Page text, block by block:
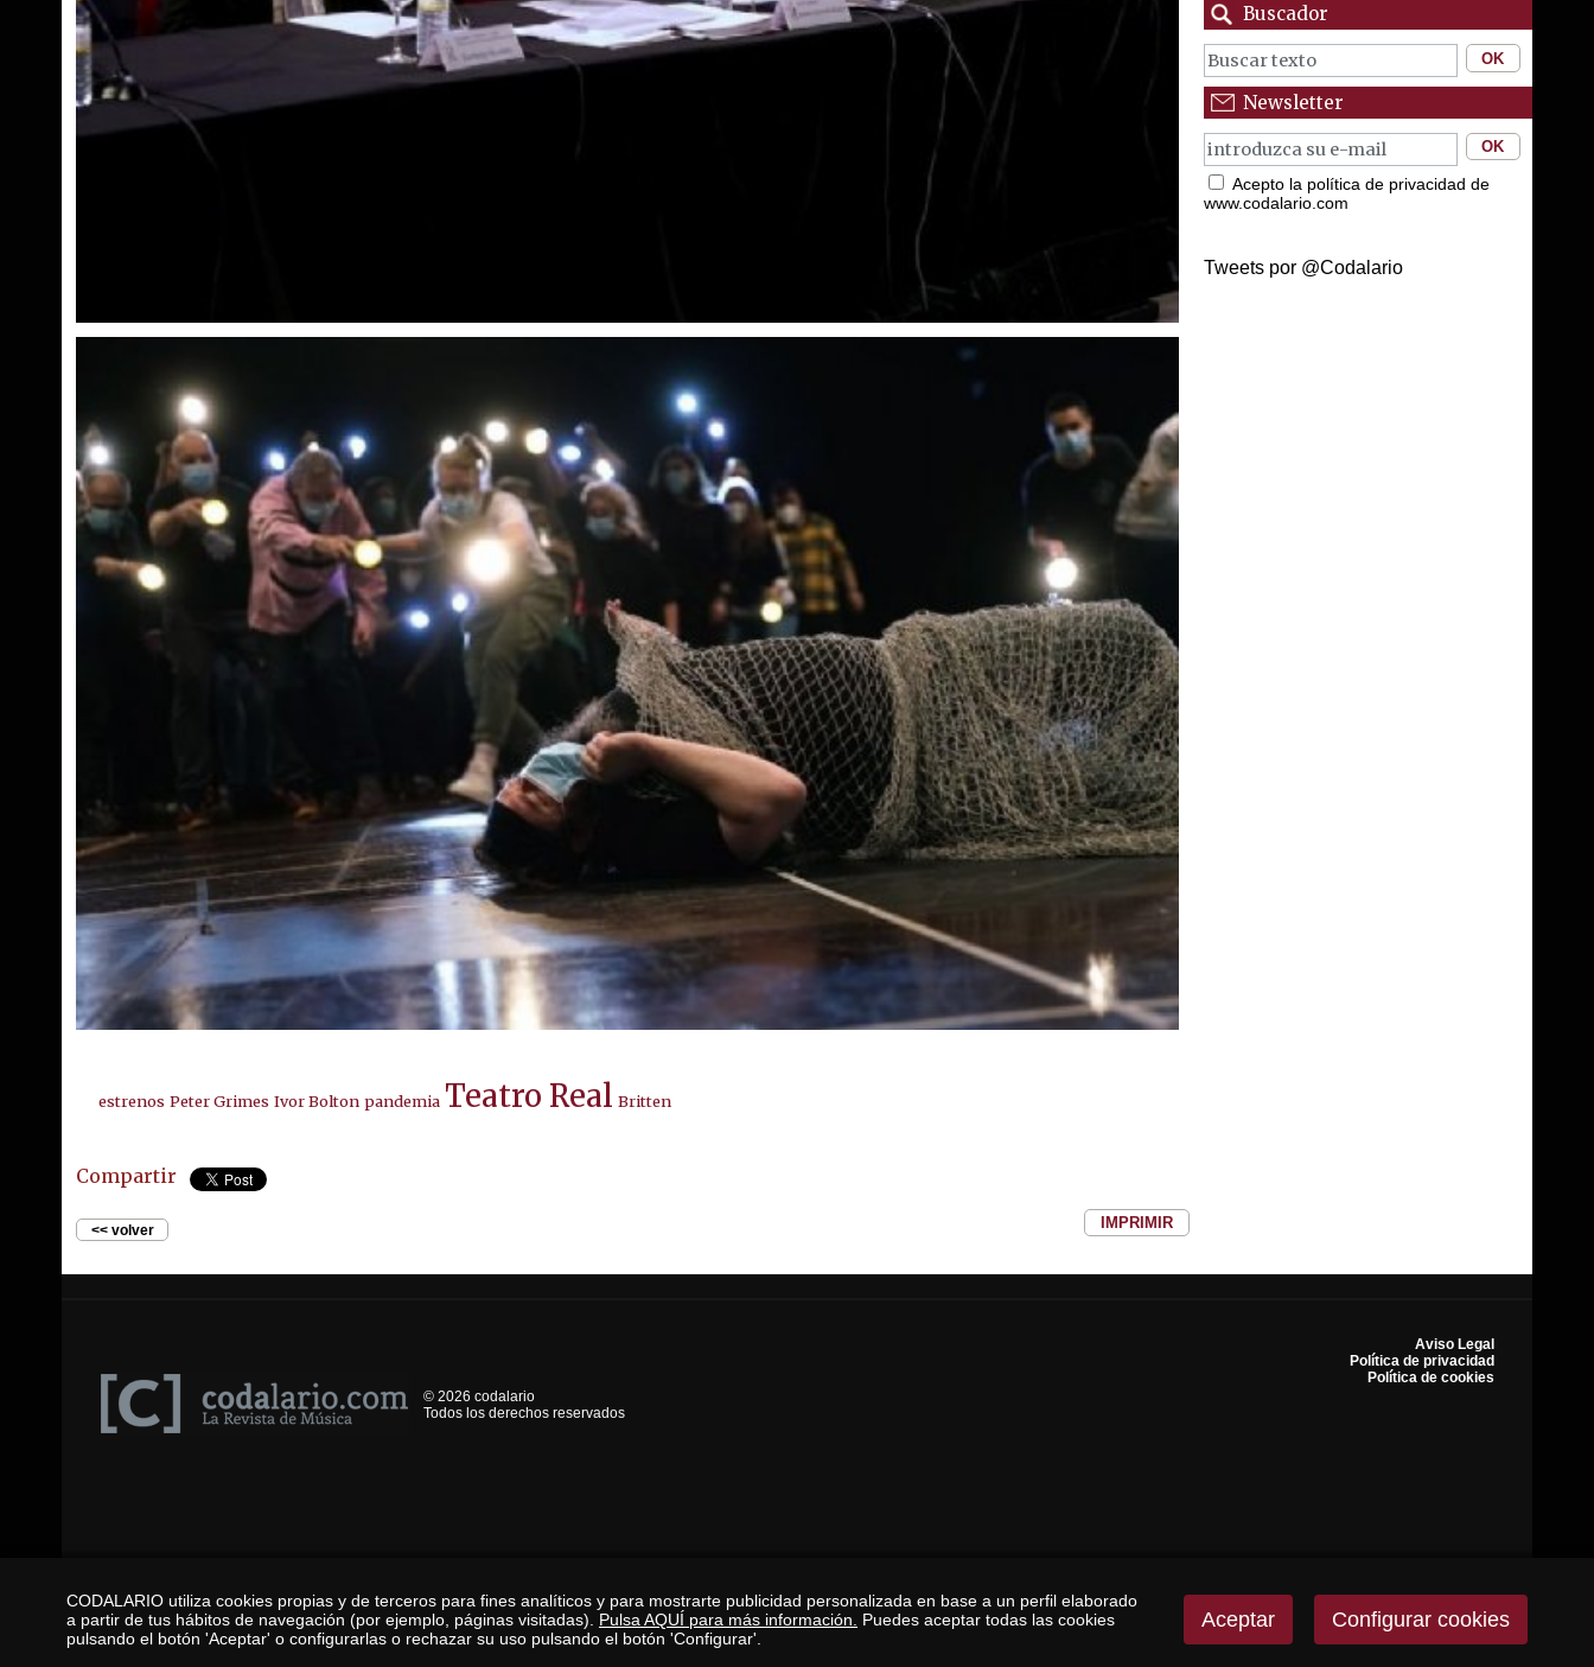
estrenos Peter Grimes Ivor Bolton pandemia Teatro Real Britten
Compartir
<< volver IMPRIMIR
Buscador
Newsletter
Acepto la política de privacidad de
www.codalario.com
Tweets por @Codalario
© 2026 codalario
Todos los derechos reservados
Aviso Legal
Política de privacidad
Política de cookies
CODALARIO utiliza cookies propias y de terceros para fines analíticos y para mostrarte publicidad personalizada en base a un perfil elaborado
a partir de tus hábitos de navegación (por ejemplo, páginas visitadas). Pulsa AQUÍ para más información.
Puedes aceptar todas las cookies
pulsando el botón 'Aceptar' o configurarlas o rechazar su uso pulsando el botón 'Configurar'.
Aceptar Configurar cookies